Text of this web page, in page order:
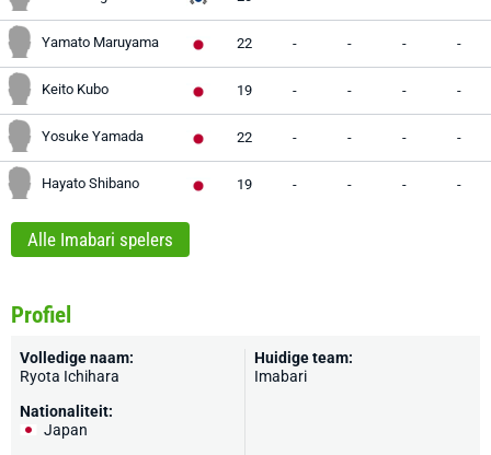
Yamato Maruyama 22 - - - -
Keito Kubo 19 - - - -
Yosuke Yamada 22 - - - -
Hayato Shibano 19 - - - -
Alle Imabari spelers
Profiel
Volledige naam:
Ryota Ichihara
Nationaliteit:
Japan
Huidige team:
Imabari